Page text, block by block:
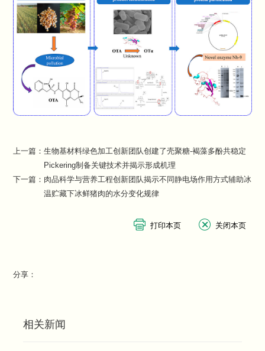
上一篇：生物基材料绿色加工创新团队创建了壳聚糖-褐藻多酚共稳定
Pickering制备关键技术并揭示形成机理
下一篇： 肉品科学与营养工程创新团队揭示不同静电场作用方式辅助冰
温贮藏下冰鲜猪肉的水分变化规律
分享：
相关新闻